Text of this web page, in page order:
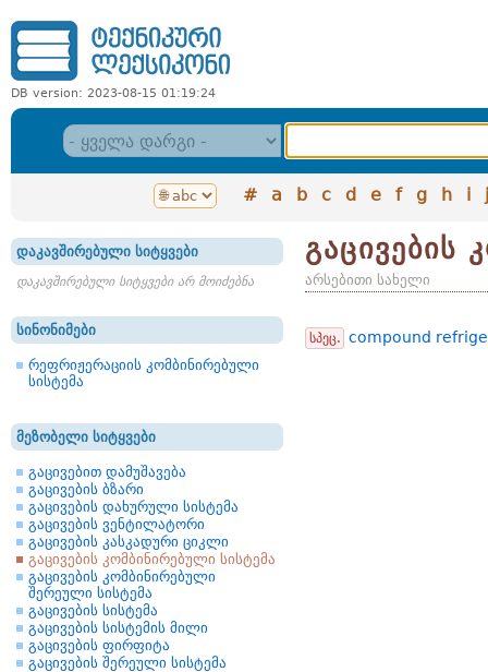
DB version: 2023-08-15 01:19:24
# a b c d e f g h i j
დაკავშირებული სიტყვები
დაკავშირებული სიტყვები არ მოიძებნა
სინონიმები
რეფრიჟერაციის კომბინირებული
სისტემა
მეზობელი სიტყვები
გაცივებით დამუშავება
გაცივების ბზარი
გაცივების დახურული სისტემა
გაცივების ვენტილატორი
გაცივების კასკადური ციკლი
გაცივების კომბინირებული სისტემა
გაცივების კომბინირებული
შერეული სისტემა
გაცივების სისტემა
გაცივების სისტემის მილი
გაცივების ფირფიტა
გაცივების შერეული სისტემა
გაცივების
არსებითი სახელი
სპეც. compound